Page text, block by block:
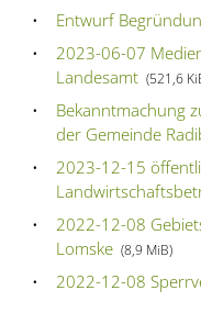
Entwurf
2023-06-07
Landesamt (521,6
Bekanntmachung
der Gemeinde
2023-12-15
2022-12-08
Lomske (8,9 MiB)
2022-12-08